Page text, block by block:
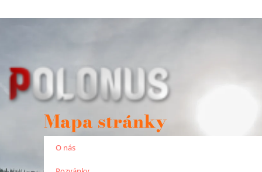
Mapa stránky
O nás